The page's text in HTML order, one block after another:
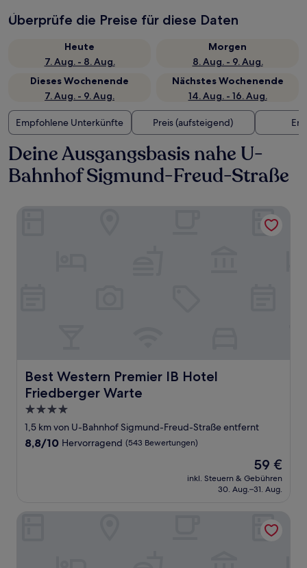
Überprüfe die Preise für diese Daten
Heute
7. Aug. - 8. Aug.
Morgen
8. Aug. - 9. Aug.
Dieses Wochenende
7. Aug. - 9. Aug.
Nächstes Wochenende
14. Aug. - 16. Aug.
Empfohlene Unterkünfte Preis (aufsteigend)
Deine Ausgangsbasis nahe U-
Bahnhof Sigmund-Freud-Straße
Best Western Premier IB Hotel
Friedberger Warte
Best Western Premier IB Hotel Friedberger Warte
4.0-
Sterne-
Unterkunft
1,5 km von U-Bahnhof Sigmund-Freud-Straße entfernt
8.8
8,8/10 Hervorragend (543 Bewertungen)
Der
Preis
beträgt
59 €
inkl. Steuern & Gebühren
30. Aug.–31. Aug.